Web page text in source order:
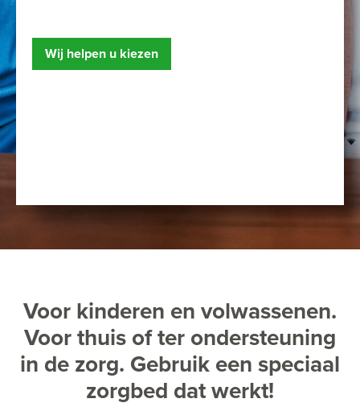
Wij helpen u kiezen
Voor kinderen en volwassenen.
Voor thuis of ter ondersteuning
in de zorg. Gebruik een speciaal
zorgbed dat werkt!